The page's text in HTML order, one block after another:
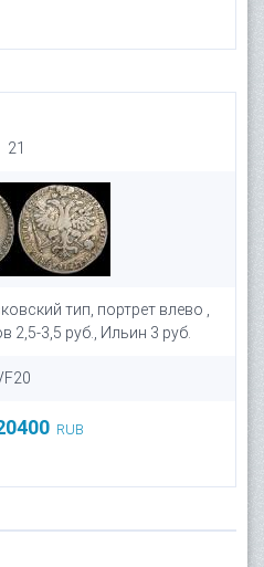
21
тип, портрет влево ,
2,5-3,5 руб., Ильин 3 руб.
RUB